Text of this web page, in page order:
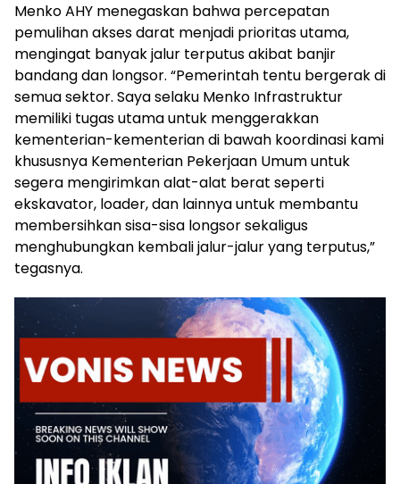
Menko AHY menegaskan bahwa percepatan
pemulihan akses darat menjadi prioritas utama,
mengingat banyak jalur terputus akibat banjir
bandang dan longsor. “Pemerintah tentu bergerak di
semua sektor. Saya selaku Menko Infrastruktur
memiliki tugas utama untuk menggerakkan
kementerian-kementerian di bawah koordinasi kami
khususnya Kementerian Pekerjaan Umum untuk
segera mengirimkan alat-alat berat seperti
ekskavator, loader, dan lainnya untuk membantu
membersihkan sisa-sisa longsor sekaligus
menghubungkan kembali jalur-jalur yang terputus,”
tegasnya.